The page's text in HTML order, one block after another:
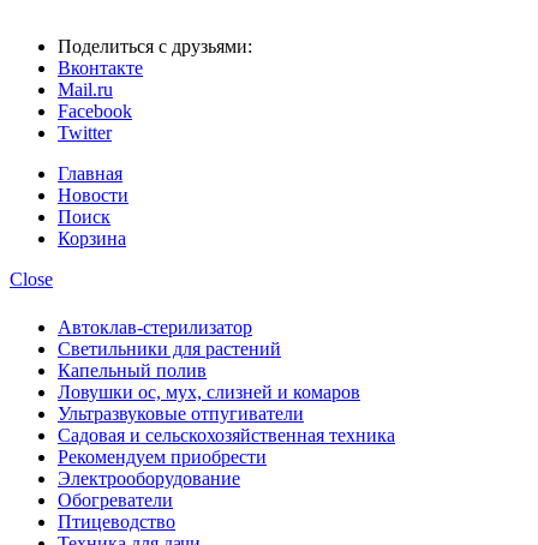
Поделиться с друзьями:
Вконтакте
Mail.ru
Facebook
Twitter
Главная
Новости
Поиск
Корзина
Close
Автоклав-стерилизатор
Светильники для растений
Капельный полив
Ловушки ос, мух, слизней и комаров
Ультразвуковые отпугиватели
Садовая и сельскохозяйственная техника
Рекомендуем приобрести
Электрооборудование
Обогреватели
Птицеводство